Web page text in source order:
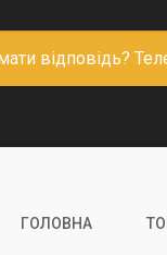
відповідь?
ГОЛОВНА